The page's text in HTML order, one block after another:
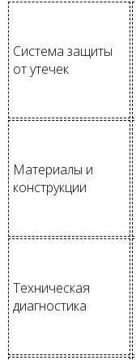
Система защиты
от утечек
Материалы и
конструкции
Техническая
диагностика